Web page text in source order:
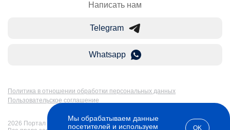
Написать нам
Telegram
Whatsapp
Политика в отношении обработки персональных данных
Пользовательское соглашение
2026 Портал Бакалавр-Магистр: дистанционное образование в России.
Мы обрабатываем данные
посетителей и используем
OK